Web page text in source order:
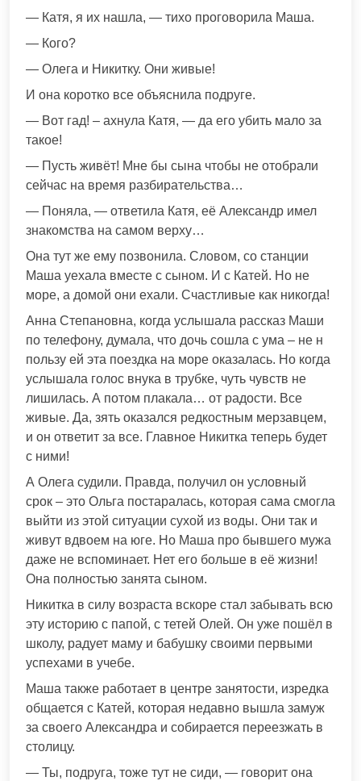
— Катя, я их нашла, — тихо проговорила Маша.
— Кого?
— Олега и Никитку. Они живые!
И она коротко все объяснила подруге.
— Вот гад! – ахнула Катя, — да его убить мало за
такое!
— Пусть живёт! Мне бы сына чтобы не отобрали
сейчас на время разбирательства…
— Поняла, — ответила Катя, её Александр имел
знакомства на самом верху…
Она тут же ему позвонила. Словом, со станции
Маша уехала вместе с сыном. И с Катей. Но не
море, а домой они ехали. Счастливые как никогда!
Анна Степановна, когда услышала рассказ Маши
по телефону, думала, что дочь сошла с ума – не н
пользу ей эта поездка на море оказалась. Но когда
услышала голос внука в трубке, чуть чувств не
лишилась. А потом плакала… от радости. Все
живые. Да, зять оказался редкостным мерзавцем,
и он ответит за все. Главное Никитка теперь будет
с ними!
А Олега судили. Правда, получил он условный
срок – это Ольга постаралась, которая сама смогла
выйти из этой ситуации сухой из воды. Они так и
живут вдвоем на юге. Но Маша про бывшего мужа
даже не вспоминает. Нет его больше в её жизни!
Она полностью занята сыном.
Никитка в силу возраста вскоре стал забывать всю
эту историю с папой, с тетей Олей. Он уже пошёл в
школу, радует маму и бабушку своими первыми
успехами в учебе.
Маша также работает в центре занятости, изредка
общается с Катей, которая недавно вышла замуж
за своего Александра и собирается переезжать в
столицу.
— Ты, подруга, тоже тут не сиди, — говорит она